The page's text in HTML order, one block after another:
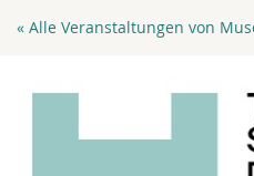
Zum
« Alle Veranstaltungen von